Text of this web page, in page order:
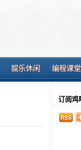
娱乐休闲 编程课堂
订阅鸡